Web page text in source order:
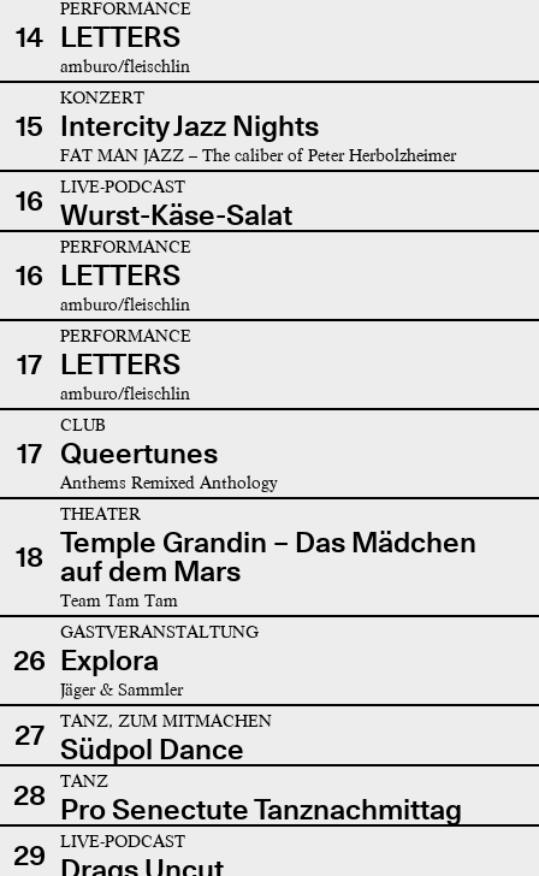
14
PERFORMANCE
LETTERS
amburo/fleischlin
15
KONZERT
Intercity Jazz Nights
FAT MAN JAZZ – The caliber of Peter Herbolzheimer
16 LIVE-PODCAST
Wurst-Käse-Salat
16
PERFORMANCE
LETTERS
amburo/fleischlin
17
PERFORMANCE
LETTERS
amburo/fleischlin
17
CLUB
Queertunes
Anthems Remixed Anthology
18
THEATER
Temple Grandin – Das Mädchen
auf dem Mars
Team Tam Tam
26
GASTVERANSTALTUNG
Explora
Jäger & Sammler
27 TANZ, ZUM MITMACHEN
Südpol Dance
28
TANZ
Pro Senectute Tanznachmittag
29
LIVE-PODCAST
Drags Uncut